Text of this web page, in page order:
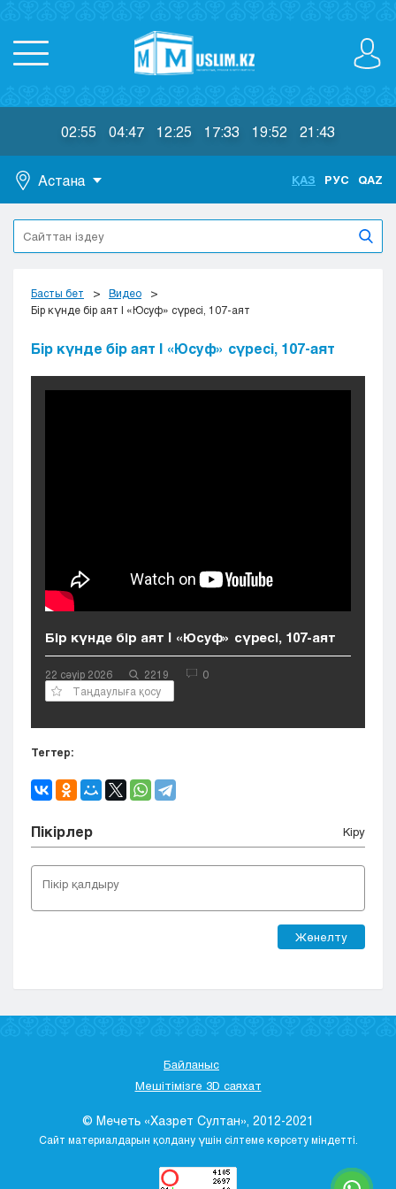
02:55 04:47 12:25 17:33 19:52 21:43
Астана
Астана
Алматы
Атырау
Караганда
Костанай
Усть-Каменогорск
Шымкент
ҚАЗ РУС QAZ
Басты бет
Видео
Бір күнде бір аят | «Юсуф» сүресі, 107-аят
Бір күнде бір аят | «Юсуф» сүресі, 107-аят
Бір күнде бір аят | «Юсуф» сүресі, 107-аят
22 сәуір 2026 2219
0
Таңдаулыға қосу
Тегтер:
Пікірлер Кіру
Жөнелту
Байланыс
Мешітімізге 3D саяхат
© Мечеть «Хазрет Султан», 2012-2021
Сайт материалдарын қолдану үшін сілтеме көрсету міндетті.